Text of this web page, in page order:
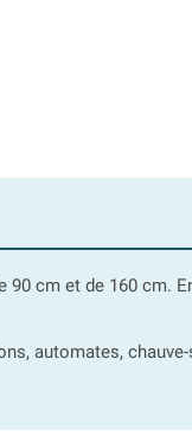
90 cm et de 160 cm.
automates,